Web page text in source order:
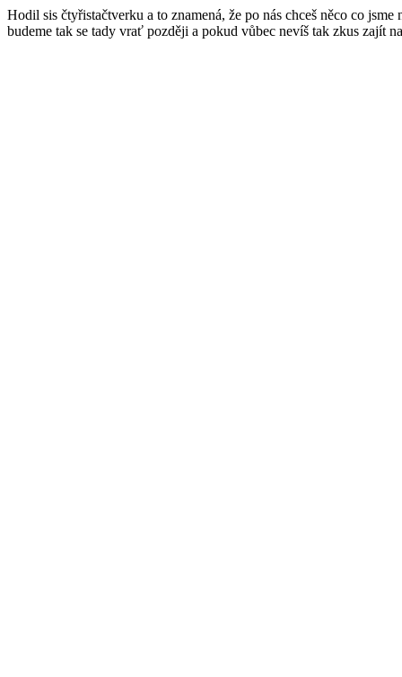
Hodil sis čtyřistačtverku a to znamená, že po nás chceš něco co
budeme tak se tady vrať později a pokud vůbec nevíš tak zkus zajít